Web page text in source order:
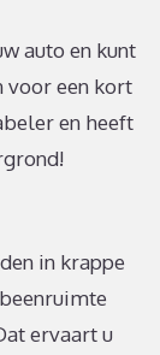
auto en kunt
voor een kort
en heeft
in krappe
ervaart u